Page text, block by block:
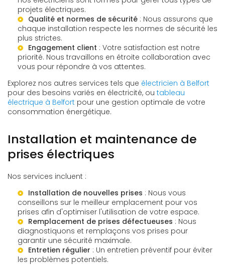
projets électriques.
Qualité et normes de sécurité : Nous assurons que
chaque installation respecte les normes de sécurité les
plus strictes.
Engagement client : Votre satisfaction est notre
priorité. Nous travaillons en étroite collaboration avec
vous pour répondre à vos attentes.
Explorez nos autres services tels que électricien à Belfort
pour des besoins variés en électricité, ou tableau
électrique à Belfort pour une gestion optimale de votre
consommation énergétique.
Installation et maintenance de
prises électriques
Nos services incluent :
Installation de nouvelles prises : Nous vous
conseillons sur le meilleur emplacement pour vos
prises afin d'optimiser l'utilisation de votre espace.
Remplacement de prises défectueuses : Nous
diagnostiquons et remplaçons vos prises pour
garantir une sécurité maximale.
Entretien régulier : Un entretien préventif pour éviter
les problèmes potentiels.